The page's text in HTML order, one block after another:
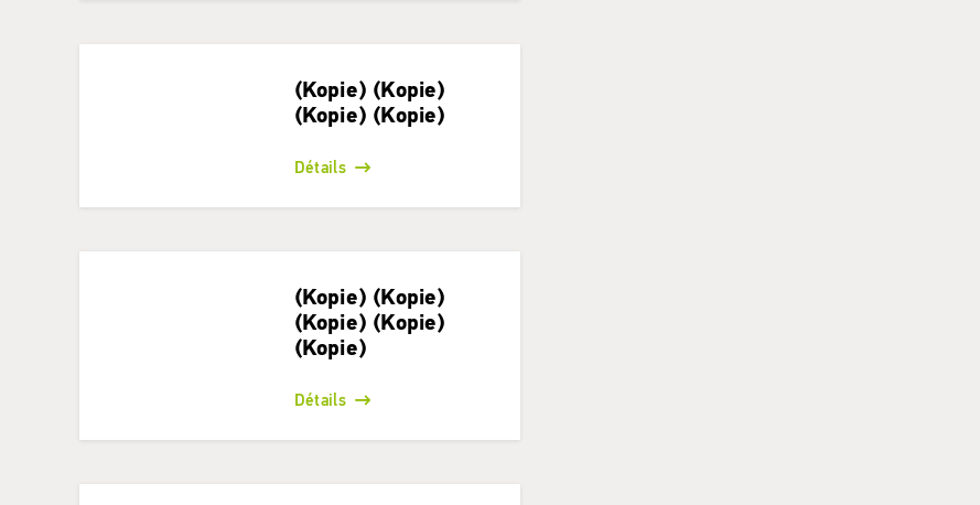
(Kopie) (Kopie)
(Kopie) (Kopie)
Détails
(Kopie) (Kopie)
(Kopie) (Kopie)
(Kopie)
Détails